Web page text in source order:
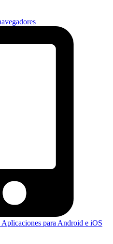
Aplicaciones para Android e iOS